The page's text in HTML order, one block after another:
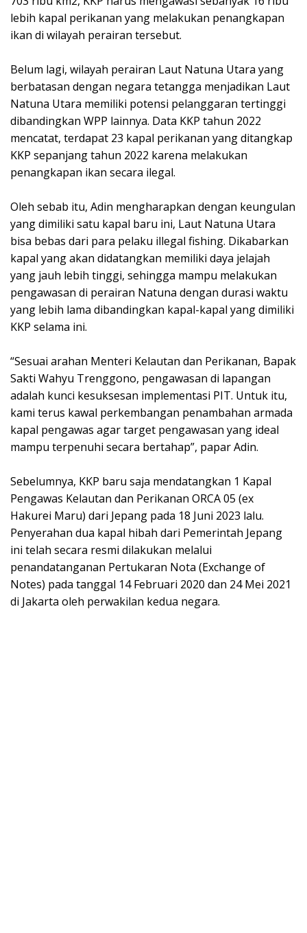
lebih kapal perikanan yang melakukan penangkapan
ikan di wilayah perairan tersebut.
Belum lagi, wilayah perairan Laut Natuna Utara yang
berbatasan dengan negara tetangga menjadikan Laut
Natuna Utara memiliki potensi pelanggaran tertinggi
dibandingkan WPP lainnya. Data KKP tahun 2022
mencatat, terdapat 23 kapal perikanan yang ditangkap
KKP sepanjang tahun 2022 karena melakukan
penangkapan ikan secara ilegal.
Oleh sebab itu, Adin mengharapkan dengan keungulan
yang dimiliki satu kapal baru ini, Laut Natuna Utara
bisa bebas dari para pelaku illegal fishing. Dikabarkan
kapal yang akan didatangkan memiliki daya jelajah
yang jauh lebih tinggi, sehingga mampu melakukan
pengawasan di perairan Natuna dengan durasi waktu
yang lebih lama dibandingkan kapal-kapal yang dimiliki
KKP selama ini.
“Sesuai arahan Menteri Kelautan dan Perikanan, Bapak
Sakti Wahyu Trenggono, pengawasan di lapangan
adalah kunci kesuksesan implementasi PIT. Untuk itu,
kami terus kawal perkembangan penambahan armada
kapal pengawas agar target pengawasan yang ideal
mampu terpenuhi secara bertahap”, papar Adin.
Sebelumnya, KKP baru saja mendatangkan 1 Kapal
Pengawas Kelautan dan Perikanan ORCA 05 (ex
Hakurei Maru) dari Jepang pada 18 Juni 2023 lalu.
Penyerahan dua kapal hibah dari Pemerintah Jepang
ini telah secara resmi dilakukan melalui
penandatanganan Pertukaran Nota (Exchange of
Notes) pada tanggal 14 Februari 2020 dan 24 Mei 2021
di Jakarta oleh perwakilan kedua negara.